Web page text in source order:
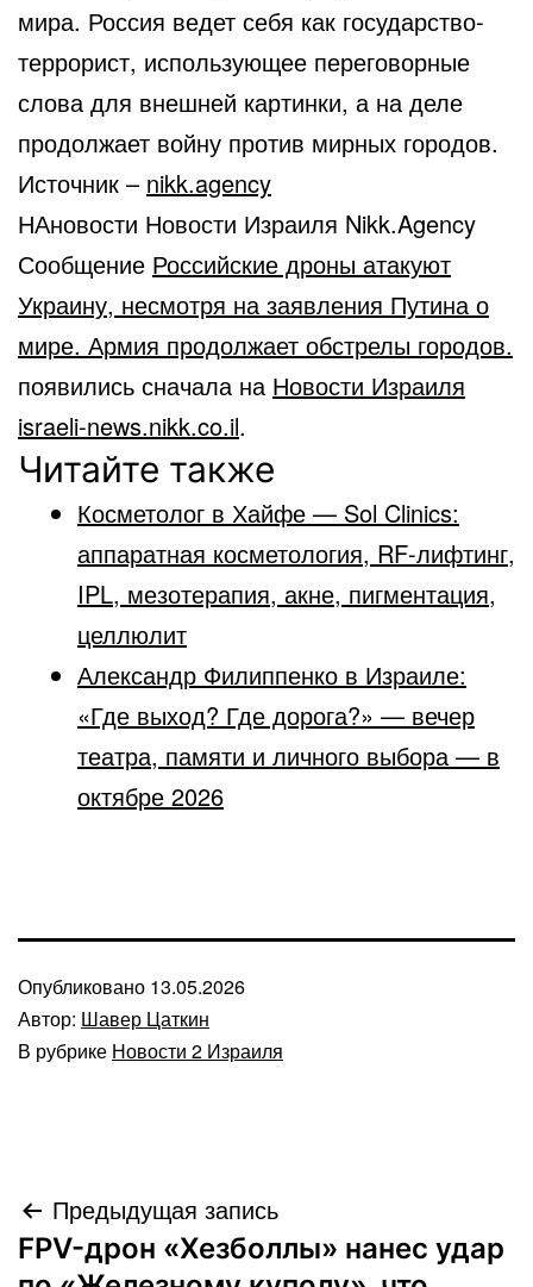
мира. Россия ведет себя как государство-
террорист, использующее переговорные
слова для внешней картинки, а на деле
продолжает войну против мирных городов.
Источник – nikk.agency
НАновости Новости Израиля Nikk.Agency
Сообщение Российские дроны атакуют
Украину, несмотря на заявления Путина о
мире. Армия продолжает обстрелы городов.
появились сначала на Новости Израиля
israeli-news.nikk.co.il.
Читайте также
Косметолог в Хайфе — Sol Clinics:
аппаратная косметология, RF-лифтинг,
IPL, мезотерапия, акне, пигментация,
целлюлит
Александр Филиппенко в Израиле:
«Где выход? Где дорога?» — вечер
театра, памяти и личного выбора — в
октябре 2026
Опубликовано 13.05.2026
Автор: Шавер Цаткин
В рубрике Новости 2 Израиля
Навигация
по
Предыдущая запись
FPV-дрон «Хезболлы» нанес удар